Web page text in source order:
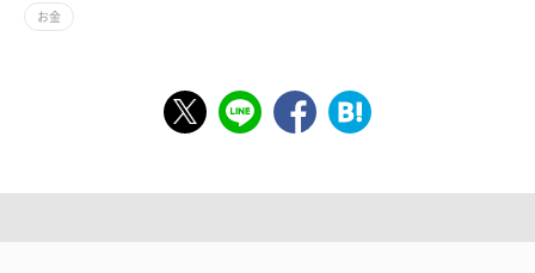
お金